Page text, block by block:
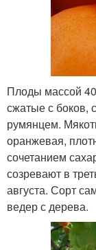
Плоды массой
сжатые с боков,
румянцем.
оранжевая,
сочетанием
созревают в
августа. Сорт
ведер с дерева.